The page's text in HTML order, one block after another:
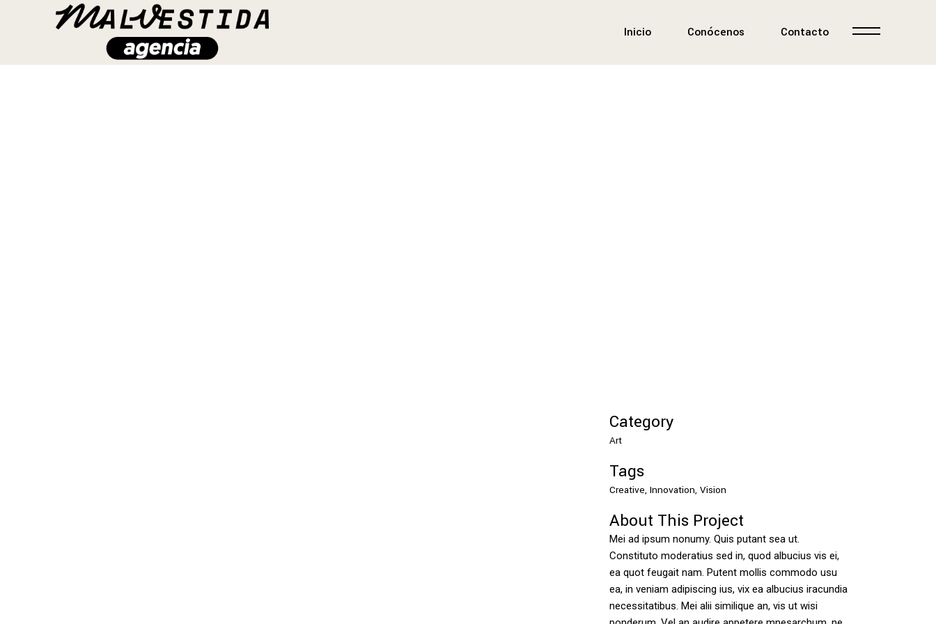
Inicio Conócenos Contacto
Category
Art
Tags
Creative, Innovation, Vision
About This Project
Mei ad ipsum nonumy. Quis putant sea ut.
Constituto moderatius sed in, quod albucius vis ei,
ea quot feugait nam. Putent mollis commodo usu
ea, in veniam adipiscing ius, vix ea albucius iracundia
necessitatibus. Mei alii similique an, vis ut wisi